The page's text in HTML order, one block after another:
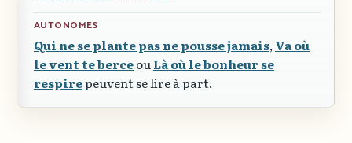
AUTONOMES
Qui ne se plante pas ne pousse jamais,Va où
le vent te berceouLà où le bonheur se
respirepeuvent se lire à part.